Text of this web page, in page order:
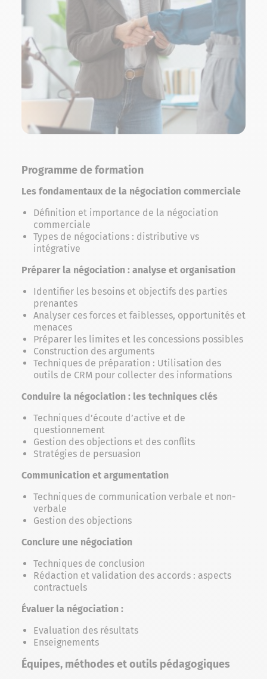
Programme de formation
Les fondamentaux de la négociation commerciale
Définition et importance de la négociation
commerciale
Types de négociations : distributive vs
intégrative
Préparer la négociation : analyse et organisation
Identifier les besoins et objectifs des parties
prenantes
Analyser ces forces et faiblesses, opportunités et
menaces
Préparer les limites et les concessions possibles
Construction des arguments
Techniques de préparation : Utilisation des
outils de CRM pour collecter des informations
Conduire la négociation : les techniques clés
Techniques d’écoute d’active et de
questionnement
Gestion des objections et des conflits
Stratégies de persuasion
Communication et argumentation
Techniques de communication verbale et non-
verbale
Gestion des objections
Conclure une négociation
Techniques de conclusion
Rédaction et validation des accords : aspects
contractuels
Évaluer la négociation :
Evaluation des résultats
Enseignements
Équipes, méthodes et outils pédagogiques